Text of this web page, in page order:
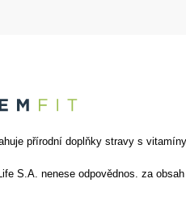
přírodní doplňky stravy s
S.A. nenese odpovědnos. za